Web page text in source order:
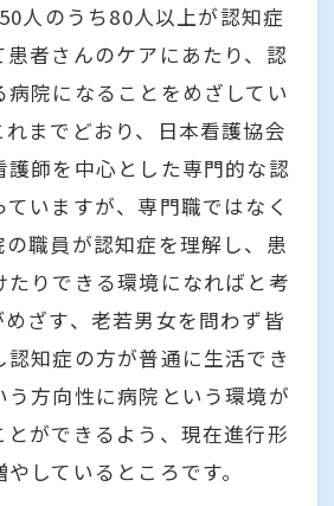
人のうち80人以上が認知症
者さんのケアにあたり、認
院になることをめざしてい
れまでどおり、日本看護協会
護師を中心とした専門的な認
いますが、専門職ではなく
職員が認知症を理解し、患
りできる環境になればと考
ざす、老若男女を問わず皆
知症の方が普通に生活でき
う方向性に病院という環境が
ができるよう、現在進行形
しているところです。